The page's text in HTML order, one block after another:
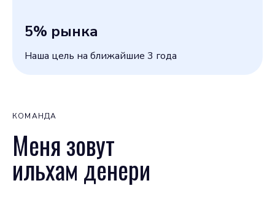
5% рынка
Наша цель на ближайшие 3 года
КОМАНДА
Меня зовут
ильхам денери